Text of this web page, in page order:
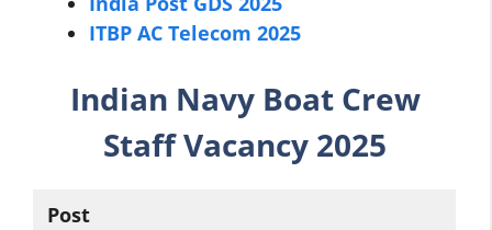
ITBP AC Telecom 2025
Indian Navy Boat Crew
StaffVacancy 2025
Post